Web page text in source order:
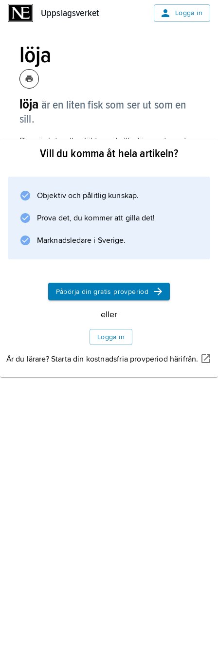
Uppslagsverket Logga in
löja
löja är en liten fisk som ser ut som en
sill.
Den är inte alls släkt med sill, däremot med
exempelvis mört. Den blir i regel ungefär 10–
vattendrag. Den fångar smådjur vid
vattenytan. Löja går att äta.
Vill du komma åt hela artikeln?
Objektiv och pålitlig kunskap.
Prova det, du kommer att gilla det!
Marknadsledare i Sverige.
Påbörja din gratis provperiod
eller
Logga in
Är du lärare? Starta din kostnadsfria provperiod härifrån.